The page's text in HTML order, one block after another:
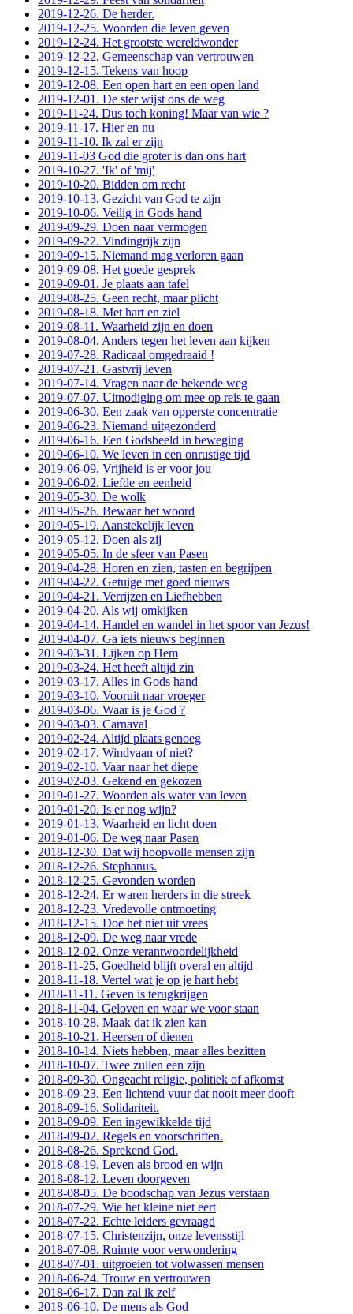
2019-12-26. De herder.
2019-12-25. Woorden die leven geven
2019-12-24. Het grootste wereldwonder
2019-12-22. Gemeenschap van vertrouwen
2019-12-15. Tekens van hoop
2019-12-08. Een open hart en een open land
2019-12-01. De ster wijst ons de weg
2019-11-24. Dus toch koning! Maar van wie ?
2019-11-17. Hier en nu
2019-11-10. Ik zal er zijn
2019-11-03 God die groter is dan ons hart
2019-10-27. 'Ik' of 'mij'
2019-10-20. Bidden om recht
2019-10-13. Gezicht van God te zijn
2019-10-06. Veilig in Gods hand
2019-09-29. Doen naar vermogen
2019-09-22. Vindingrijk zijn
2019-09-15. Niemand mag verloren gaan
2019-09-08. Het goede gesprek
2019-09-01. Je plaats aan tafel
2019-08-25. Geen recht, maar plicht
2019-08-18. Met hart en ziel
2019-08-11. Waarheid zijn en doen
2019-08-04. Anders tegen het leven aan kijken
2019-07-28. Radicaal omgedraaid !
2019-07-21. Gastvrij leven
2019-07-14. Vragen naar de bekende weg
2019-07-07. Uitnodiging om mee op reis te gaan
2019-06-30. Een zaak van opperste concentratie
2019-06-23. Niemand uitgezonderd
2019-06-16. Een Godsbeeld in beweging
2019-06-10. We leven in een onrustige tijd
2019-06-09. Vrijheid is er voor jou
2019-06-02. Liefde en eenheid
2019-05-30. De wolk
2019-05-26. Bewaar het woord
2019-05-19. Aanstekelijk leven
2019-05-12. Doen als zij
2019-05-05. In de sfeer van Pasen
2019-04-28. Horen en zien, tasten en begrijpen
2019-04-22. Getuige met goed nieuws
2019-04-21. Verrijzen en Liefhebben
2019-04-20. Als wij omkijken
2019-04-14. Handel en wandel in het spoor van Jezus!
2019-04-07. Ga iets nieuws beginnen
2019-03-31. Lijken op Hem
2019-03-24. Het heeft altijd zin
2019-03-17. Alles in Gods hand
2019-03-10. Vooruit naar vroeger
2019-03-06. Waar is je God ?
2019-03-03. Carnaval
2019-02-24. Altijd plaats genoeg
2019-02-17. Windvaan of niet?
2019-02-10. Vaar naar het diepe
2019-02-03. Gekend en gekozen
2019-01-27. Woorden als water van leven
2019-01-20. Is er nog wijn?
2019-01-13. Waarheid en licht doen
2019-01-06. De weg naar Pasen
2018-12-30. Dat wij hoopvolle mensen zijn
2018-12-26. Stephanus.
2018-12-25. Gevonden worden
2018-12-24. Er waren herders in die streek
2018-12-23. Vredevolle ontmoeting
2018-12-15. Doe het niet uit vrees
2018-12-09. De weg naar vrede
2018-12-02. Onze verantwoordelijkheid
2018-11-25. Goedheid blijft overal en altijd
2018-11-18. Vertel wat je op je hart hebt
2018-11-11. Geven is terugkrijgen
2018-11-04. Geloven en waar we voor staan
2018-10-28. Maak dat ik zien kan
2018-10-21. Heersen of dienen
2018-10-14. Niets hebben, maar alles bezitten
2018-10-07. Twee zullen een zijn
2018-09-30. Ongeacht religie, politiek of afkomst
2018-09-23. Een lichtend vuur dat nooit meer dooft
2018-09-16. Solidariteit.
2018-09-09. Een ingewikkelde tijd
2018-09-02. Regels en voorschriften.
2018-08-26. Sprekend God.
2018-08-19. Leven als brood en wijn
2018-08-12. Leven doorgeven
2018-08-05. De boodschap van Jezus verstaan
2018-07-29. Wie het kleine niet eert
2018-07-22. Echte leiders gevraagd
2018-07-15. Christenzijn, onze levensstijl
2018-07-08. Ruimte voor verwondering
2018-07-01. uitgroeien tot volwassen mensen
2018-06-24. Trouw en vertrouwen
2018-06-17. Dan zal ik zelf
2018-06-10. De mens als God